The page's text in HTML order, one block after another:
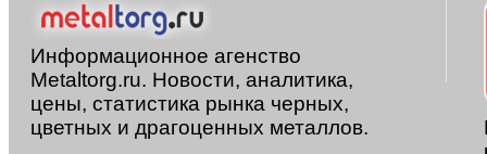
Информационное агенство
Metaltorg.ru. Новости, аналитика,
цены, статистика рынка черных,
цветных и драгоценных металлов.